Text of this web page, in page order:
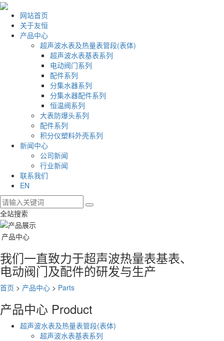
网站首页
关于友恒
产品中心
超声波水表及热量表管段(表体)
超声波水表基表系列
电动阀门系列
配件系列
分集水器系列
分集水器配件系列
恒温阀系列
大表防爆头系列
配件系列
积分仪塑料外壳系列
新闻中心
公司新闻
行业新闻
联系我们
EN
全站搜索
产品中心
我们一直致力于超声波热量表基表、
电动阀门及配件的研发与生产
首页 > 产品中心 > Parts
产品中心 Product
超声波水表及热量表管段(表体)
超声波水表基表系列